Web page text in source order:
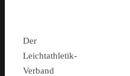
Der
Leichtathletik-
Verband